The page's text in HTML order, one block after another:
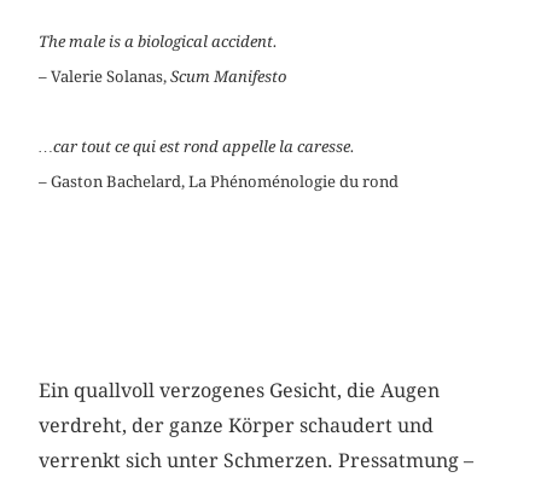
The male is a biological accident.
– Valerie Solanas,Scum Manifesto
…car tout ce qui est rond appelle la caresse.
– Gaston Bachelard, La Phénoménologie du rond
Ein quallvoll verzogenes Gesicht, die Augen
verdreht, der ganze Körper schaudert und
verrenkt sich unter Schmerzen. Pressatmung –